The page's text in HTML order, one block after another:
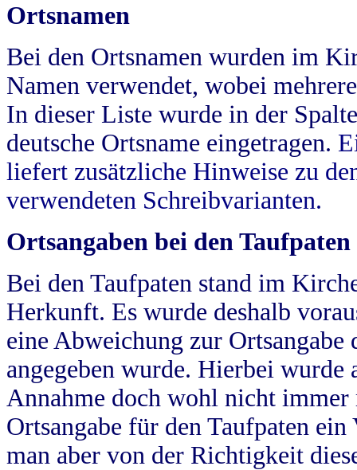
Ortsnamen
Bei den Ortsnamen wurden im
Namen verwendet, wobei
In dieser Liste wurde in der
deutsche Ortsname eingetragen.
liefert zusätzliche Hinweise zu
verwendeten Schreibvarianten.
Ortsangaben bei den Taufpaten
Bei den Taufpaten stand im
Herkunft. Es wurde deshalb
eine Abweichung zur
angegeben wurde. Hierbei wurde
Annahme doch wohl nicht
Ortsangabe für den Taufpaten
man aber von der Richtigkeit